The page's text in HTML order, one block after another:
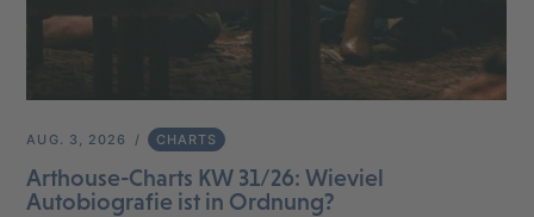
AUG. 3, 2026 CHARTS
Arthouse-Charts KW 31/26: Wieviel
Autobiografie ist in Ordnung?